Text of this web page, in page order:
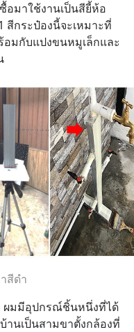
อมาใช้งานเป็นสียี้ห้อ
สีกระป๋องนี้จะเหมาะที่
อมกับแปงขนหมูเล็กและ
สีดำ
ผมมีอุปกรณ์ชิ้นหนึ่งที่ได้
านเป็นสามขาตั้งกล้องที่